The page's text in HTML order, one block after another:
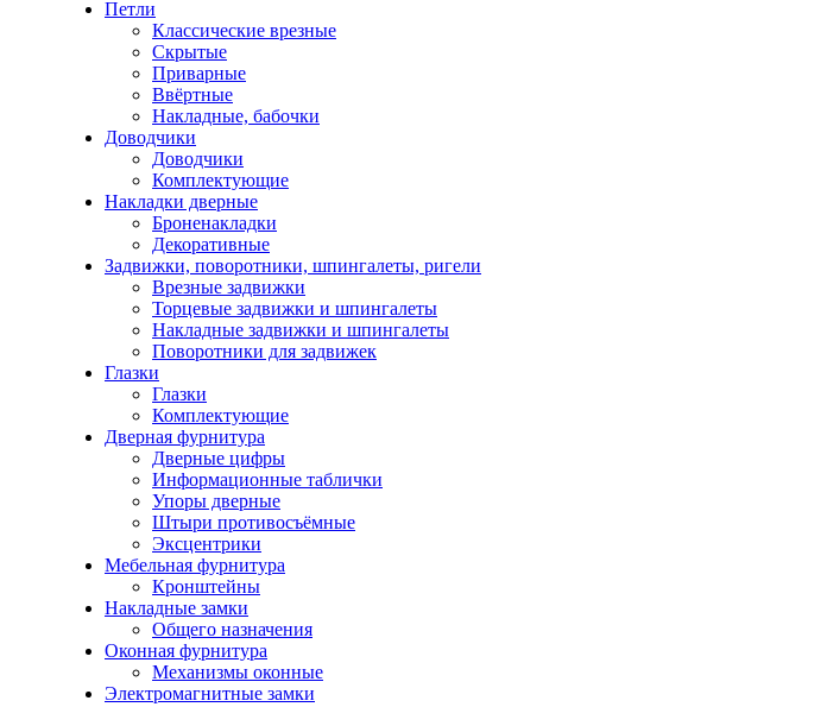
Петли
Классические врезные
Скрытые
Приварные
Ввёртные
Накладные, бабочки
Доводчики
Доводчики
Комплектующие
Накладки дверные
Броненакладки
Декоративные
Задвижки, поворотники, шпингалеты, ригели
Врезные задвижки
Торцевые задвижки и шпингалеты
Накладные задвижки и шпингалеты
Поворотники для задвижек
Глазки
Глазки
Комплектующие
Дверная фурнитура
Дверные цифры
Информационные таблички
Упоры дверные
Штыри противосъёмные
Эксцентрики
Мебельная фурнитура
Кронштейны
Накладные замки
Общего назначения
Оконная фурнитура
Механизмы оконные
Электромагнитные замки